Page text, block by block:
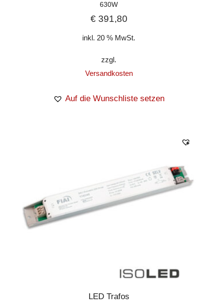
630W
€391,80
inkl. 20 % MwSt.
zzgl.
Versandkosten
Auf die Wunschliste setzen
LED Trafos